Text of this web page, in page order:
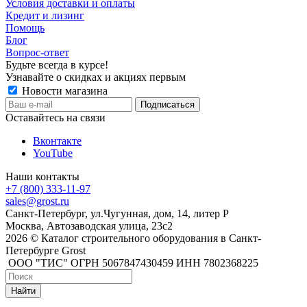
Условия доставки и оплаты
Кредит и лизинг
Помощь
Блог
Вопрос-ответ
Будьте всегда в курсе!
Узнавайте о скидках и акциях первым
Новости магазина
Оставайтесь на связи
Вконтакте
YouTube
Наши контакты
+7 (800) 333-11-97
sales@grost.ru
Санкт-Петербург, ул.Чугунная, дом, 14, литер Р
Москва, Автозаводская улица, 23с2
2026 © Каталог строительного оборудования в Санкт-
Петербурге Grost
ООО "ТИС" ОГРН 5067847430459 ИНН 7802368225
Найти